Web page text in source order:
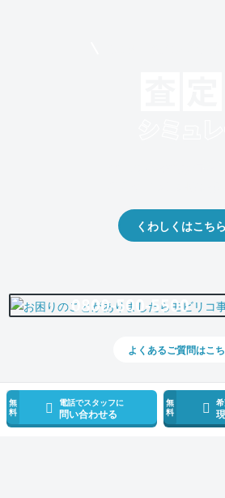
無
料
電話でスタッフに
問い合わせる
無
料
くわしくはこちら
0800-500-5500
よくあるご質問はこ